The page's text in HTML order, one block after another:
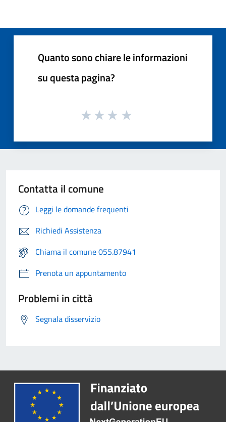
Quanto sono chiare le informazioni
su questa pagina?
Contatta il comune
Leggi le domande frequenti
Richiedi Assistenza
Chiama il comune 055.87941
Prenota un appuntamento
Problemi in città
Segnala disservizio